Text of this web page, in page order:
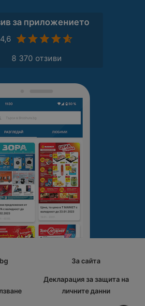
за приложението
4,6
8 370 отзиви
За сайта
Декларация за защита на
личните данни